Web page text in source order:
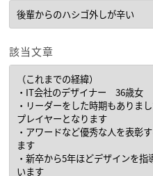
該当文章